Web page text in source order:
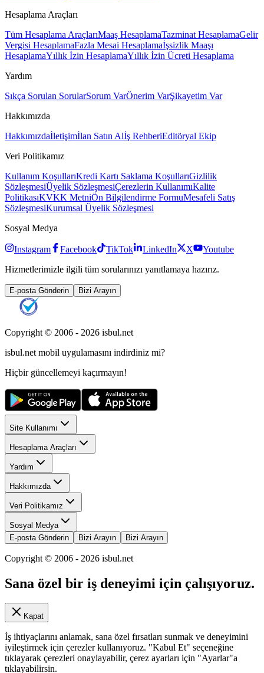
Hesaplama Araçları
Tüm Hesaplama AraçlarıMaaş HesaplamaTazminat HesaplamaGelir
Vergisi HesaplamaFazla Mesai Hesaplamaİşsizlik Maaşı
HesaplamaYıllık İzin HesaplamaYıllık İzin Ücreti Hesaplama
Yardım
Sıkça Sorulan SorularSorum VarÖnerim VarŞikayetim Var
Hakkımızda
Hakkımızdaİletişimİlan Satın Alİş RehberiEditöryal Ekip
Veri Politikamız
Kullanım KoşullarıKredi Kartı Saklama KoşullarıGizlilik
SözleşmesiÜyelik SözleşmesiÇerezlerin KullanımıKalite
PolitikasıKVKK MetniÖn Bilgilendirme FormuMesafeli Satış
SözleşmesiKurumsal Üyelik Sözleşmesi
Sosyal Medya
Instagram Facebook TikTok LinkedIn X
Youtube
Hizmetlerimizle ilgili tüm sorularınızı yanıtlamaya hazırız.
E-posta Gönderin Bizi Arayın
Copyright © 2006 - 2026 isbul.net
isbul.net mobil uygulamasını indirdiniz mi?
Hiçbir güncellemeyi kaçırmayın!
Site Kullanımı
Hesaplama Araçları
Yardım
Hakkımızda
Veri Politikamız
Sosyal Medya
E-posta Gönderin
Bizi Arayın Bizi Arayın
Copyright © 2006 - 2026 isbul.net
Sana özel bir iş deneyimi için çalışıyoruz.
Kapat
İş ihtiyaçlarını anlamak, sana özel fırsatları sunmak ve deneyimini
iyileştirmek için çerezler kullanıyoruz. "Kabul Et" seçeneğine
tıklayarak çerezleri onaylayabilir, çerez ayarları için "Ayarlar"a
tıklayabilirsin.